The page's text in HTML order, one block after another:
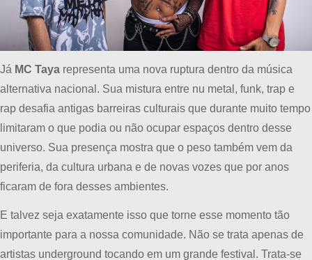
Já MC Taya representa uma nova ruptura dentro da música
alternativa nacional. Sua mistura entre nu metal, funk, trap e
rap desafia antigas barreiras culturais que durante muito tempo
limitaram o que podia ou não ocupar espaços dentro desse
universo. Sua presença mostra que o peso também vem da
periferia, da cultura urbana e de novas vozes que por anos
ficaram de fora desses ambientes.
E talvez seja exatamente isso que torne esse momento tão
importante para a nossa comunidade. Não se trata apenas de
artistas underground tocando em um grande festival. Trata-se